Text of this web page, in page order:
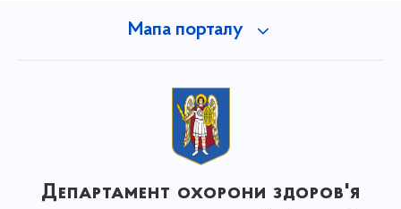
Мапа порталу
Департамент охорони здоров'я